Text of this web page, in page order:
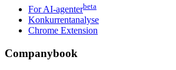
For AI-agenterbeta
Konkurrentanalyse
Chrome Extension
Companybook